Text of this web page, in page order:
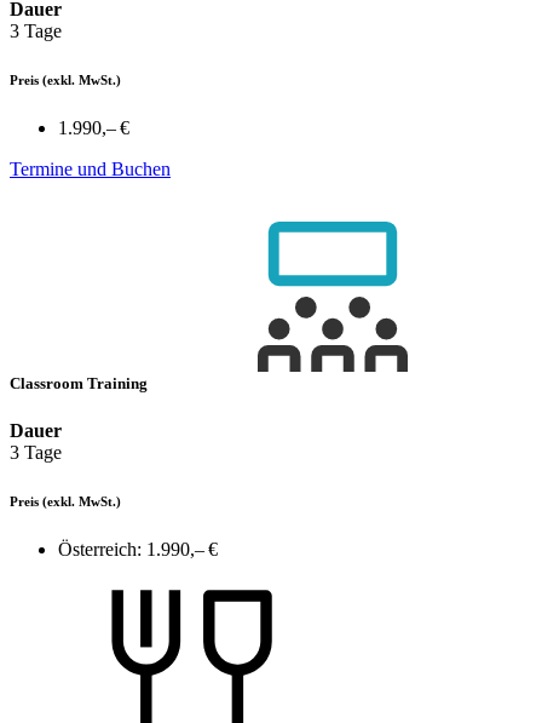
Dauer
3 Tage
Preis (exkl. MwSt.)
1.990,– €
Termine und Buchen
Classroom Training
Dauer
3 Tage
Preis (exkl. MwSt.)
Österreich: 1.990,– €